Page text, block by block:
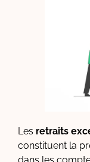
Les retraits
constituent la